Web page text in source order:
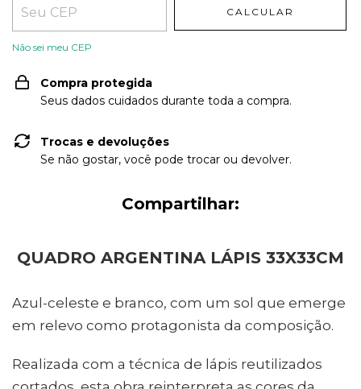
CALCULAR
Não sei meu CEP
Compra protegida
Seus dados cuidados durante toda a compra.
Trocas e devoluções
Se não gostar, você pode trocar ou devolver.
Compartilhar:
QUADRO ARGENTINA LÁPIS 33X33CM
Azul-celeste e branco, com um sol que emerge
em relevo como protagonista da composição.
Realizada com a técnica de lápis reutilizados